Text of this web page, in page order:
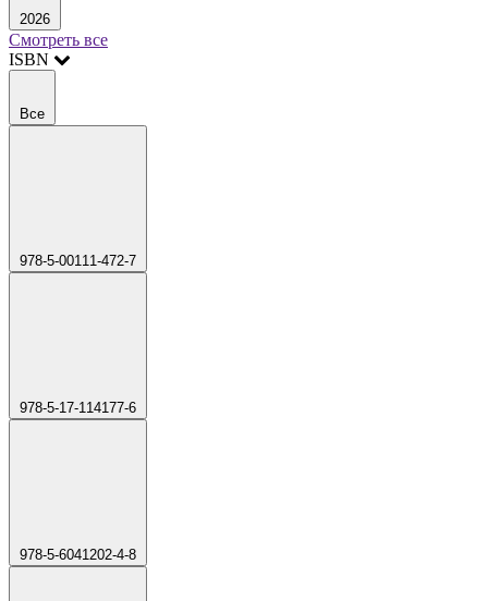
2026
Смотреть все
ISBN
Все
978-5-00111-472-7
978-5-17-114177-6
978-5-6041202-4-8